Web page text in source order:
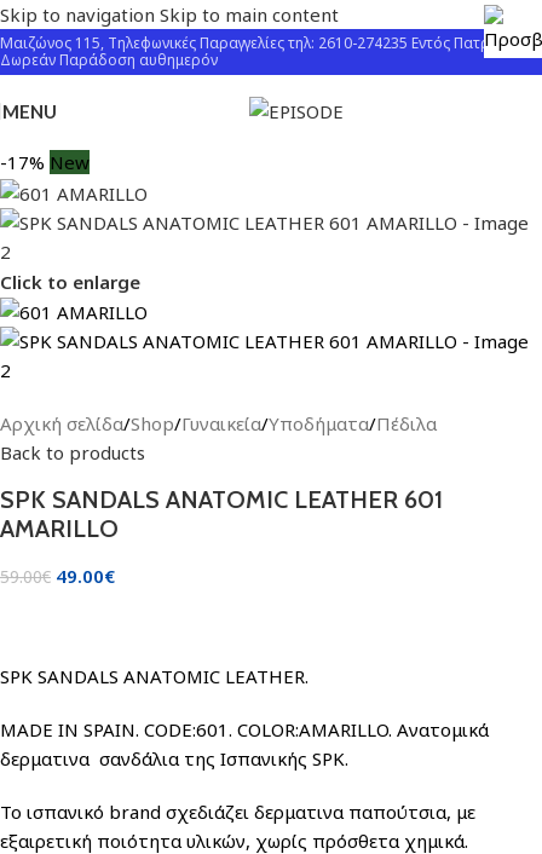
Skip to navigation Skip to main content
Μαιζώνος 115, Τηλεφωνικές Παραγγελίες τηλ: 2610-274235 Εντός Πατρών
Δωρεάν Παράδοση αυθημερόν
MENU
-17% New
Click to enlarge
Αρχική σελίδα/Shop/Γυναικεία/Υποδήματα/Πέδιλα
Back to products
SPK SANDALS ANATOMIC LEATHER 601
AMARILLO
59.00€ 49.00€
SPK SANDALS ANATOMIC LEATHER.
MADE IN SPAIN. CODE:601. COLOR:AMARILLO. Ανατομικά
δερματινα σανδάλια της Ισπανικής SPK.
Το ισπανικό brand σχεδιάζει δερματινα παπούτσια, με
εξαιρετική ποιότητα υλικών, χωρίς πρόσθετα χημικά.